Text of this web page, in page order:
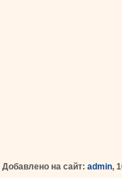
Добавлено на сайт: admin,